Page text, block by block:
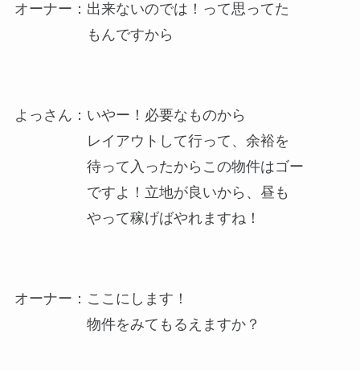
オーナー：出来ないのでは！って思ってた
もんですから
よっさん：いやー！必要なものから
レイアウトして行って、余裕を
待って入ったからこの物件はゴー
ですよ！立地が良いから、昼も
やって稼げばやれますね！
オーナー：ここにします！
物件をみてもるえますか？